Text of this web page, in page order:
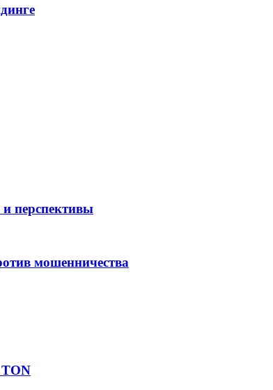
перспективы
мошенничества